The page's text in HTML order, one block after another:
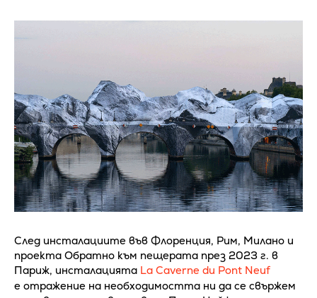
След инсталациите във Флоренция, Рим, Милано и
проекта Обратно към пещерата през 2023 г. в
Париж, инсталацията La Caverne du Pont Neuf
е отражение на необходимостта ни да се свържем